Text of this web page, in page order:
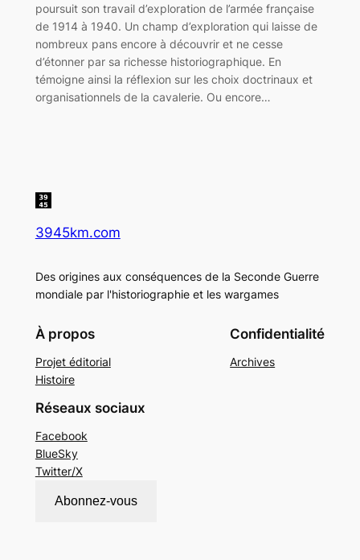
poursuit son travail d’exploration de l’armée française
de 1914 à 1940. Un champ d’exploration qui laisse de
nombreux pans encore à découvrir et ne cesse
d’étonner par sa richesse historiographique. En
témoigne ainsi la réflexion sur les choix doctrinaux et
organisationnels de la cavalerie. Ou encore…
3945km.com
Des origines aux conséquences de la Seconde Guerre
mondiale par l'historiographie et les wargames
À propos
Projet éditorial
Histoire
Confidentialité
Archives
Réseaux sociaux
Facebook
BlueSky
Twitter/X
Abonnez-vous